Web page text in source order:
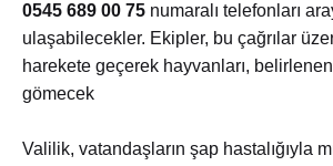
0545 689 00 75 numaralı telefonları
ulaşabilecekler. Ekipler, bu çağrılar
harekete geçerek hayvanları,
gömecek
Valilik, vatandaşların şap hastalığıyla